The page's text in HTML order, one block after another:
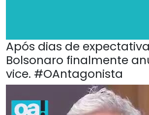
Após dias de
Bolsonaro finalmente
vice. #OAntagonista